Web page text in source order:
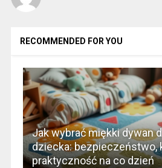
RECOMMENDED FOR YOU
Jak wybrać miękki dywan
dziecka: bezpieczeństwo,
praktyczność na co dzień